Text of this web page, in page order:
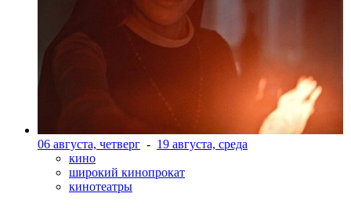
06 августа, четверг - 19 августа, среда
кино
широкий кинопрокат
кинотеатры